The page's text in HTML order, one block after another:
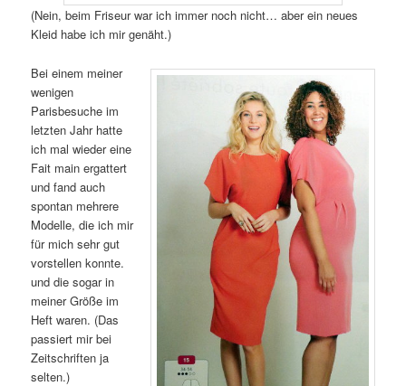
(Nein, beim Friseur war ich immer noch nicht… aber ein neues
Kleid habe ich mir genäht.)
Bei einem meiner
wenigen
Parisbesuche im
letzten Jahr hatte
ich mal wieder eine
Fait main ergattert
und fand auch
spontan mehrere
Modelle, die ich mir
für mich sehr gut
vorstellen konnte.
und die sogar in
meiner Größe im
Heft waren. (Das
passiert mir bei
Zeitschriften ja
selten.)